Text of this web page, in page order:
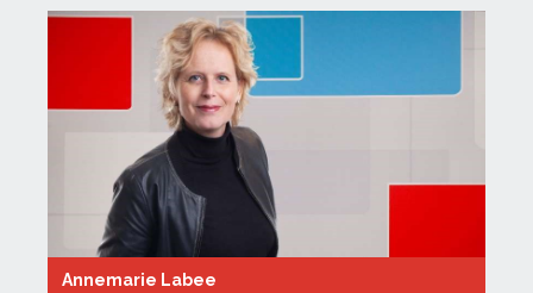
Annemarie Labee